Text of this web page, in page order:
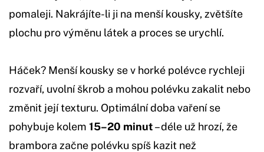
pomaleji. Nakrájíte-li ji na menší kousky, zvětšíte
plochu pro výměnu látek a proces se urychlí.
Háček? Menší kousky se v horké polévce rychleji
rozvaří, uvolní škrob a mohou polévku zakalit nebo
změnit její texturu. Optimální doba vaření se
pohybuje kolem 15–20 minut– déle už hrozí, že
brambora začne polévku spíš kazit než